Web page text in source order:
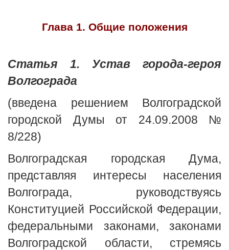
Глава 1. Общие положения
Статья 1. Устав города-героя
Волгограда
(введена решением Волгоградской
городской Думы от 24.09.2008 №
8/228)
Волгоградская городская Дума,
представляя интересы населения
Волгограда, руководствуясь
Конституцией Российской Федерации,
федеральными законами, законами
Волгоградской области, стремясь